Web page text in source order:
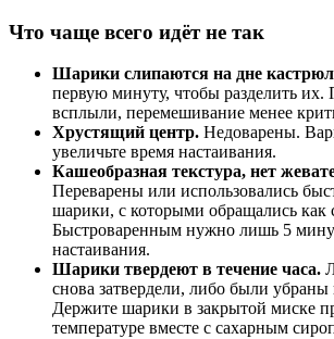
Что чаще всего идёт не так
Шарики слипаются на дне
первую минуту, чтобы разделить их.
всплыли, перемешивание менее
Хрустящий центр. Недоварены.
увеличьте время настаивания.
Кашеобразная текстура, нет
Переварены или использовались
шарики, с которыми обращались
Быстроваренным нужно лишь 5
настаивания.
Шарики твердеют в течение часа.
снова затвердели, либо были убраны
Держите шарики в закрытой миске
температуре вместе с сахарным